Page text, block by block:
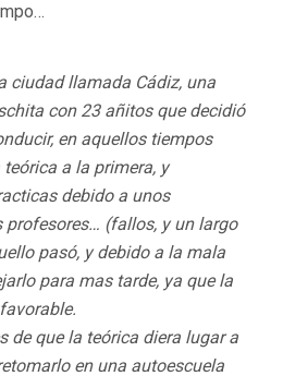
ciudad llamada Cádiz, una
con 23 añitos que decidió
en aquellos tiempos
a la primera, y
debido a unos
profesores… (fallos, y un largo
pasó, y debido a la mala
para mas tarde, ya que la
de que la teórica diera lugar a
en una autoescuela